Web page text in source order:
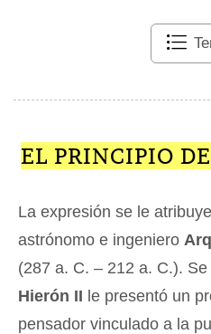
EL PRINCIPIO
La expresión se le
astrónomo e ingeniero
(287 a. C. – 212 a. C.).
Hierón II le presentó un
pensador vinculado a la